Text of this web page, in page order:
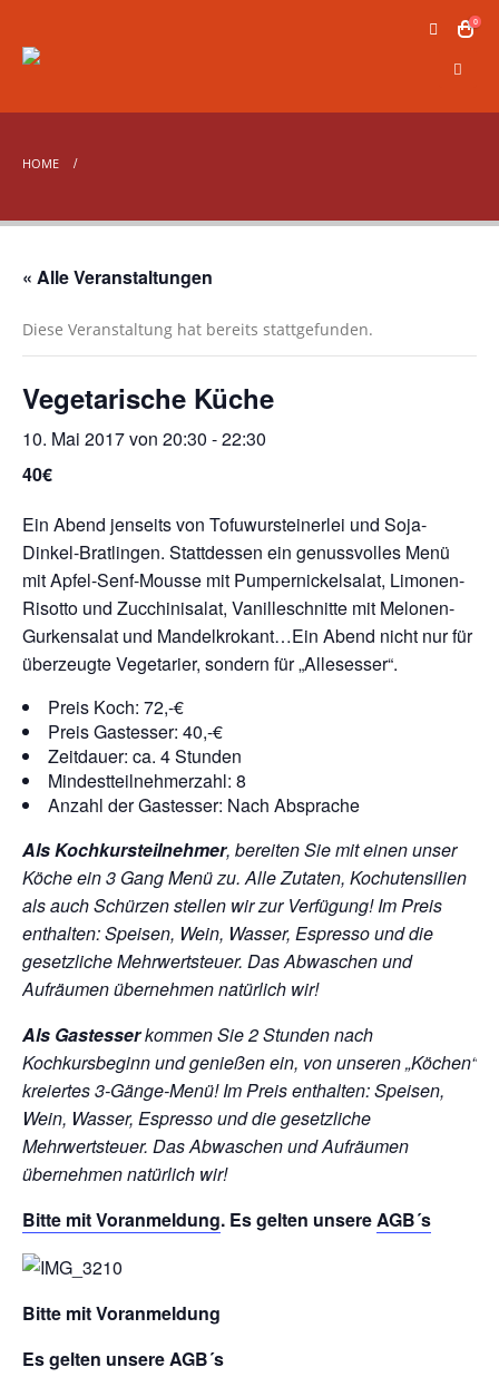
0
HOME
« Alle Veranstaltungen
Diese Veranstaltung hat bereits stattgefunden.
Vegetarische Küche
10. Mai 2017 von 20:30 -22:30
40€
Ein Abend jenseits von Tofuwursteinerlei und Soja-
Dinkel-Bratlingen. Stattdessen ein genussvolles Menü
mit Apfel-Senf-Mousse mit Pumpernickelsalat, Limonen-
Risotto und Zucchinisalat, Vanilleschnitte mit Melonen-
Gurkensalat und Mandelkrokant…Ein Abend nicht nur für
überzeugte Vegetarier, sondern für „Allesesser“.
Preis Koch: 72,-€
Preis Gastesser: 40,-€
Zeitdauer: ca. 4 Stunden
Mindestteilnehmerzahl: 8
Anzahl der Gastesser: Nach Absprache
Als Kochkursteilnehmer, bereiten Sie mit einen unser
Köche ein 3 Gang Menü zu. Alle Zutaten, Kochutensilien
als auch Schürzen stellen wir zur Verfügung!Im Preis
enthalten: Speisen, Wein, Wasser, Espresso und die
gesetzliche Mehrwertsteuer. Das Abwaschen und
Aufräumen übernehmen natürlich wir!
Als Gastesserkommen Sie 2 Stunden nach
Kochkursbeginn und genießen ein, von unseren „Köchen“
kreiertes 3-Gänge-Menü!Im Preis enthalten: Speisen,
Wein, Wasser, Espresso und die gesetzliche
Mehrwertsteuer. Das Abwaschen und Aufräumen
übernehmen natürlich wir!
Bitte mitVoranmeldung. Es gelten unsereAGB´s
Bitte mit Voranmeldung
Es gelten unsere AGB´s